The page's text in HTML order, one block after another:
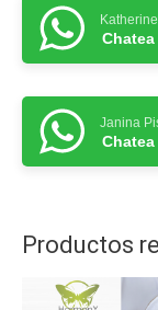
Janina
Productos